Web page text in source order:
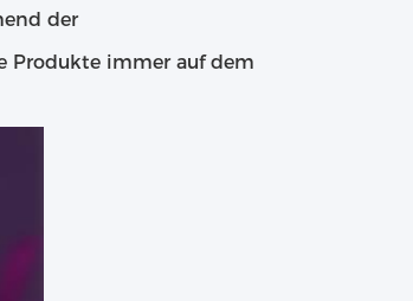
der
Produkte immer auf dem